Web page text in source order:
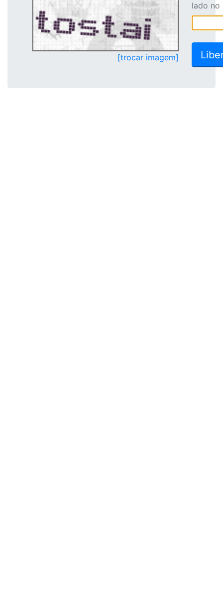
[trocar imagem]
lado no